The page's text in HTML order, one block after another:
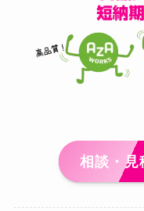
相談・見